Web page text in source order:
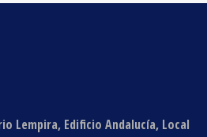
Lempira, Edificio Andalucía, Local